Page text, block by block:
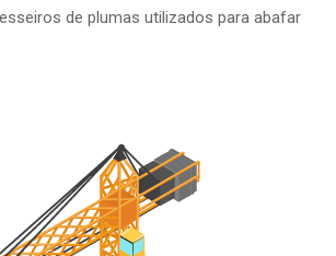
de plumas utilizados para abafar